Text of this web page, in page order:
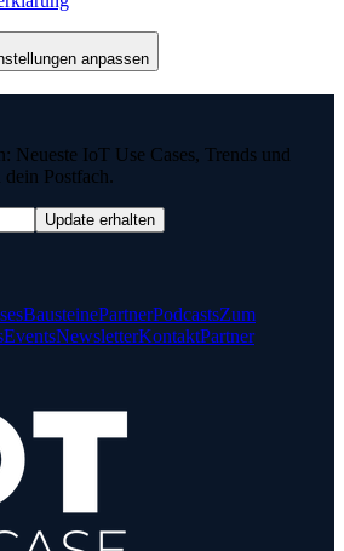
anpassen
Neueste IoT Use Cases, Trends und
Postfach.
Update erhalten
BausteinePartnerPodcastsZum
EventsNewsletterKontaktPartner